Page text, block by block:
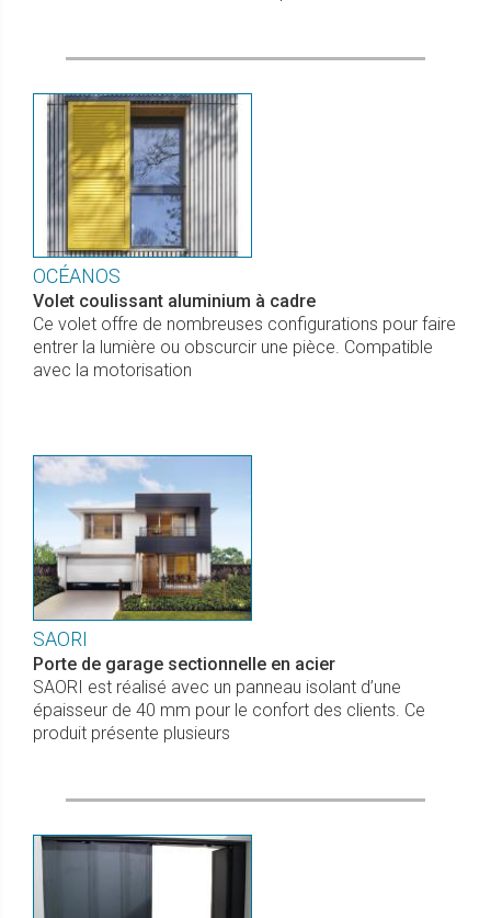
OCÉANOS
Volet coulissant aluminium à cadre
Ce volet offre de nombreuses configurations pour faire
entrer la lumière ou obscurcir une pièce. Compatible
avec la motorisation
SAORI
Porte de garage sectionnelle en acier
SAORI est réalisé avec un panneau isolant d’une
épaisseur de 40 mm pour le confort des clients. Ce
produit présente plusieurs